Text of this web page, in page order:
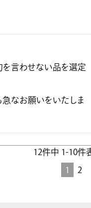
を言わせない品を選定
急なお願いをいたしま
12件中 1-10件
1 2